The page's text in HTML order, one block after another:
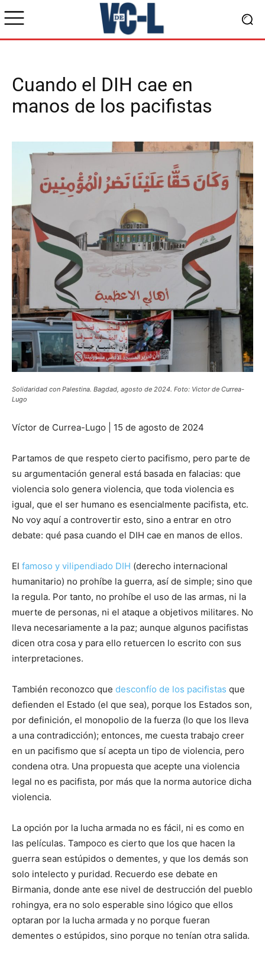
Cuando el DIH cae en
manos de los pacifistas
Solidaridad con Palestina. Bagdad, agosto de 2024. Foto: Victor de Currea-
Lugo
Víctor de Currea-Lugo | 15 de agosto de 2024
Partamos de que respeto cierto pacifismo, pero parte de
su argumentación general está basada en falacias: que
violencia solo genera violencia, que toda violencia es
igual, que el ser humano es esencialmente pacifista, etc.
No voy aquí a controvertir esto, sino a entrar en otro
debate: qué pasa cuando el DIH cae en manos de ellos.
El famoso y vilipendiado DIH (derecho internacional
humanitario) no prohíbe la guerra, así de simple; sino que
la regula. Por tanto, no prohíbe el uso de las armas, ni la
muerte de personas, ni el ataque a objetivos militares. No
lleva necesariamente a la paz; aunque algunos pacifistas
dicen otra cosa y para ello retuercen lo escrito con sus
interpretaciones.
También reconozco que desconfío de los pacifistas que
defienden el Estado (el que sea), porque los Estados son,
por definición, el monopolio de la fuerza (lo que los lleva
a una contradicción); entonces, me cuesta trabajo creer
en un pacifismo que sí acepta un tipo de violencia, pero
condena otra. Una propuesta que acepte una violencia
legal no es pacifista, por más que la norma autorice dicha
violencia.
La opción por la lucha armada no es fácil, ni es como en
las películas. Tampoco es cierto que los que hacen la
guerra sean estúpidos o dementes, y que los demás son
solo intelecto y puridad. Recuerdo ese debate en
Birmania, donde ante ese nivel de destrucción del pueblo
rohingya, era no solo esperable sino lógico que ellos
optaran por la lucha armada y no porque fueran
dementes o estúpidos, sino porque no tenían otra salida.